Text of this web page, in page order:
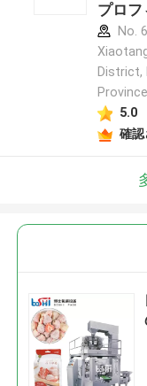
プロフ
No.
District,
5.0
確認